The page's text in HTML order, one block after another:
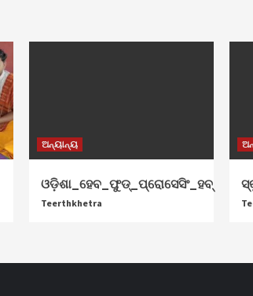
ଅନ୍ୟାନ୍ୟ
ଓଡ଼ିଶା_ହେବ_ଫୁଡ୍‌_ପ୍ରୋସେସିଂ_ହବ୍‌
Teerthkhetra